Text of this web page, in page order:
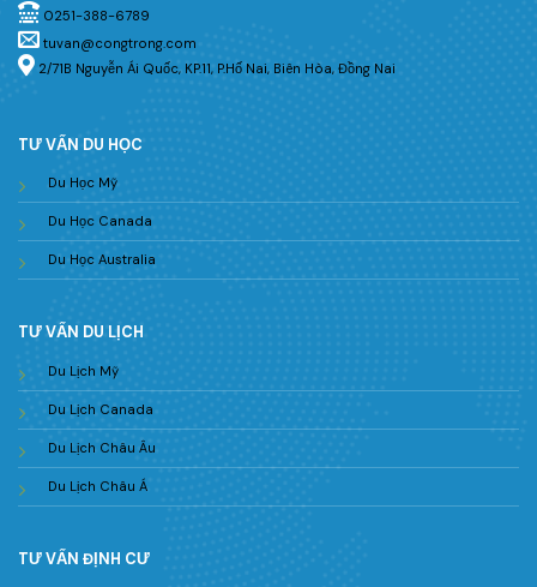
0251-388-6789
tuvan@congtrong.com
2/71B Nguyễn Ái Quốc, KP.11, P.Hố Nai, Biên Hòa, Đồng Nai
TƯ VẤN DU HỌC
Du Học Mỹ
Du Học Canada
Du Học Australia
TƯ VẤN DU LỊCH
Du Lịch Mỹ
Du Lịch Canada
Du Lịch Châu Âu
Du Lịch Châu Á
TƯ VẤN ĐỊNH CƯ